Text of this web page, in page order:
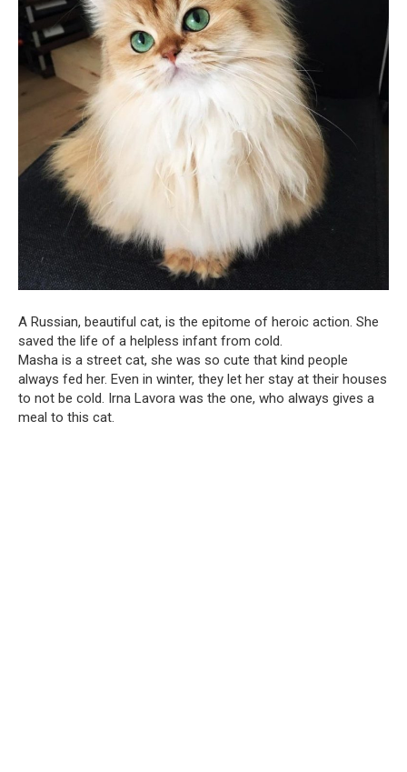
A Russian, beautiful cat, is the epitome of heroic action. She
saved the life of a helpless infant from cold.
Masha is a street cat, she was so cute that kind people
always fed her. Even in winter, they let her stay at their houses
to not be cold. Irna Lavora was the one, who always gives a
meal to this cat.